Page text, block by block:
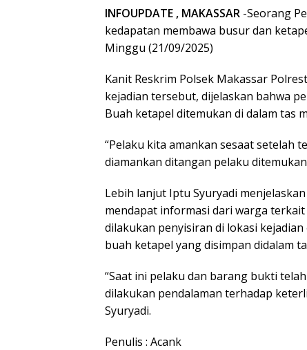
INFOUPDATE , MAKASSAR -Seorang
kedapatan membawa busur dan
Minggu (21/09/2025)
Kanit Reskrim Polsek Makassar
kejadian tersebut, dijelaskan bahwa
Buah ketapel ditemukan di dalam tas
“Pelaku kita amankan sesaat setelah
diamankan ditangan pelaku
Lebih lanjut Iptu Syuryadi
mendapat informasi dari warga
dilakukan penyisiran di lokasi
buah ketapel yang disimpan didalam
“Saat ini pelaku dan barang bukti
dilakukan pendalaman terhadap
Syuryadi.
Penulis : Acank